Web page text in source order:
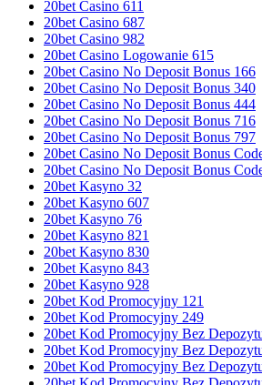
20bet Casino 611
20bet Casino 687
20bet Casino 982
20bet Casino Logowanie 615
20bet Casino No Deposit Bonus 166
20bet Casino No Deposit Bonus 340
20bet Casino No Deposit Bonus 444
20bet Casino No Deposit Bonus 716
20bet Casino No Deposit Bonus 797
20bet Casino No Deposit Bonus
20bet Casino No Deposit Bonus
20bet Kasyno 32
20bet Kasyno 607
20bet Kasyno 76
20bet Kasyno 821
20bet Kasyno 830
20bet Kasyno 843
20bet Kasyno 928
20bet Kod Promocyjny 121
20bet Kod Promocyjny 249
20bet Kod Promocyjny Bez
20bet Kod Promocyjny Bez
20bet Kod Promocyjny Bez